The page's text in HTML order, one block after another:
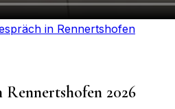
in Rennertshofen
Rennertshofen 2026